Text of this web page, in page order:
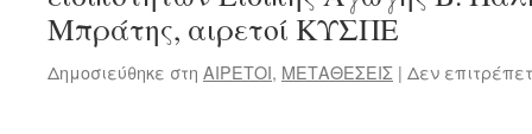
Μπράτης, αιρετοί ΚΥΣΠΕ
Δημοσιεύθηκε στη ΑΙΡΕΤΟΙ, ΜΕΤΑΘΕΣΕΙΣ | Δεν